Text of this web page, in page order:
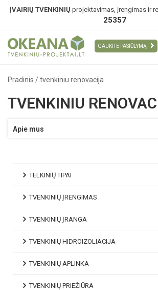
ĮVAIRIŲ TVENKINIŲ projektavimas, įrengimas ir
25357
GAUKITE PASIŪLYMĄ
Pradinis /tvenkiniu renovacija
TELKINIŲ TIPAI
TVENKINIŲ ĮRENGIMAS
TVENKINIŲ ĮRANGA
TVENKINIŲ HIDROIZOLIACIJA
TVENKINIŲ APLINKA
TVENKINIŲ PRIEŽIŪRA
TVENKINIU
Apie mus